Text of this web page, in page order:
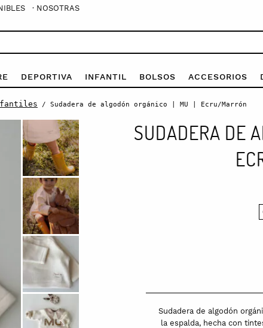
· NOSOTRAS
DEPORTIVA INFANTIL BOLSOS ACCESORIOS
/ Sudadera de algodón orgánico | MU | Ecru/Marrón
SUDADERA DE
Sudadera de algodón
la espalda, hecha con